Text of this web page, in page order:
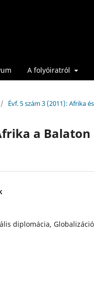
A folyóiratról
/ Évf. 5 szám 3 (2011): Afrika
a
diplomácia,